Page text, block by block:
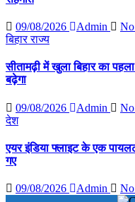
09/08/2026 Admin
बिहारराज्य
सीतामढ़ी में खुला बिहार का
बढ़ेगा
09/08/2026 Admin
देश
एयर इंडिया फ्लाइट के एक
गए
09/08/2026 Admin